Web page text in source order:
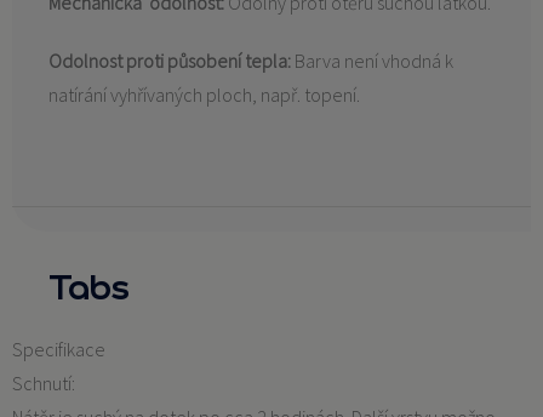
Odolnost proti působení tepla: Barva není vhodná k
natírání vyhřívaných ploch, např. topení.
Tabs
Specifikace
Schnutí: